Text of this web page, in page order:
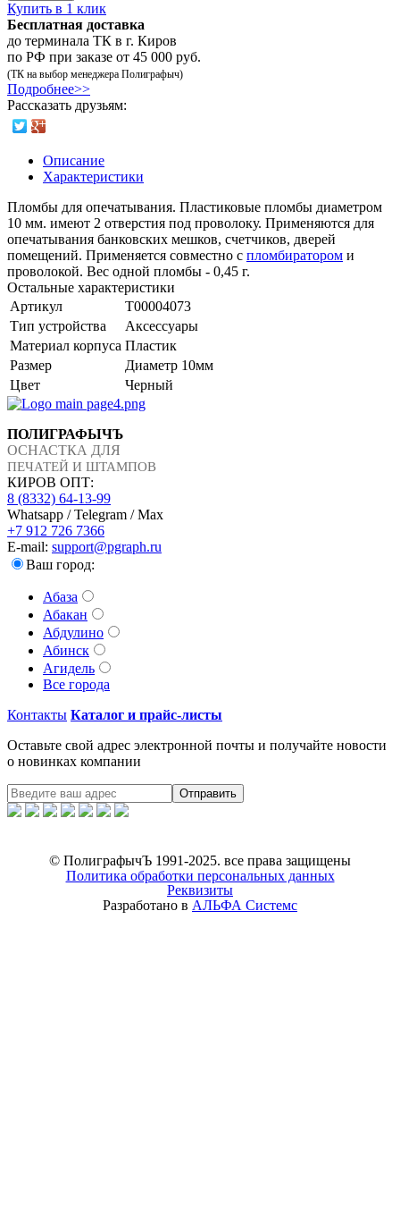
Купить в 1 клик
Бесплатная доставка
до терминала ТК в г. Киров
по РФ при заказе от 45 000 руб.
(ТК на выбор менеджера Полиграфыч)
Подробнее>>
Рассказать друзьям:
Описание
Характеристики
Пломбы для опечатывания. Пластиковые пломбы диаметром
10 мм. имеют 2 отверстия под проволоку. Применяются для
опечатывания банковских мешков, счетчиков, дверей
помещений. Применяется совместно с пломбиратором и
проволокой. Вес одной пломбы - 0,45 г.
Остальные характеристики
Артикул
Т00004073
Тип устройства
Аксессуары
Материал корпуса Пластик
Размер
Диаметр 10мм
Цвет
Черный
ПОЛИГРАФЫЧЪ
ОСНАСТКА ДЛЯ
ПЕЧАТЕЙ И ШТАМПОВ
КИРОВ ОПТ:
8 (8332) 64-13-99
Whatsapp / Telegram / Max
+7 912 726 7366
E-mail: support@pgraph.ru
Ваш город:
Абаза
Абакан
Абдулино
Абинск
Агидель
Все города
Контакты Каталог и прайс-листы
Оставьте свой адрес электронной почты и получайте новости
о новинках компании
Отправить
© ПолиграфычЪ 1991-2025. все права защищены
Политика обработки персональных данных
Реквизиты
Разработано в АЛЬФА Системс